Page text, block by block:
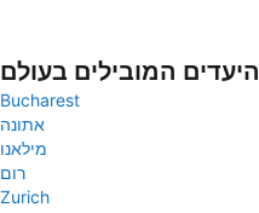
היעדים המובילים בעולם
Bucharest
אתונה
מילאנו
רום
Zurich